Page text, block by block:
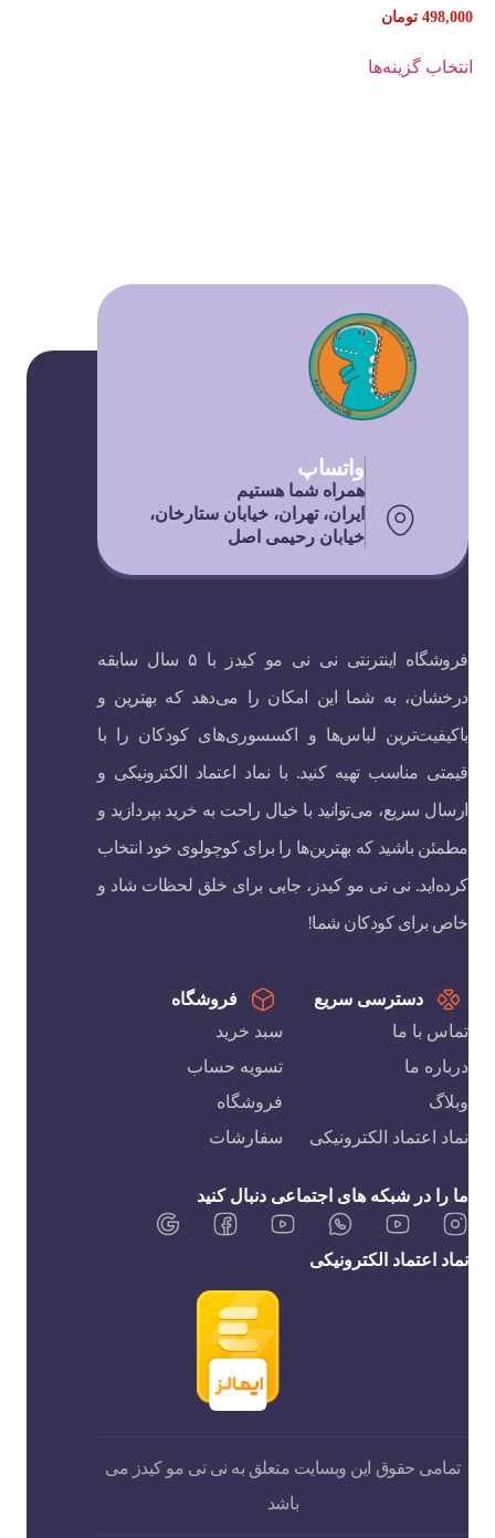
498,000 تومان
انتخاب گزینه‌ها
ایران، تهران، خیابان ستارخان،
خیابان رحیمی اصل
واتساپ
همراه شما هستیم
فروشگاه اینترنتی نی نی مو کیدز با ۵ سال سابقه
درخشان، به شما این امکان را می‌دهد که بهترین و
باکیفیت‌ترین لباس‌ها و اکسسوری‌های کودکان را با
قیمتی مناسب تهیه کنید. با نماد اعتماد الکترونیکی و
ارسال سریع، می‌توانید با خیال راحت به خرید بپردازید و
مطمئن باشید که بهترین‌ها را برای کوچولوی خود انتخاب
کرده‌اید. نی نی مو کیدز، جایی برای خلق لحظات شاد و
خاص برای کودکان شما!
دسترسی سریع
تماس با ما
درباره ما
وبلاگ
نماد اعتماد الکترونیکی
فروشگاه
سبد خرید
تسویه حساب
فروشگاه
سفارشات
ما را در شبکه های اجتماعی دنبال کنید
نماد اعتماد الکترونیکی
تمامی حقوق این وبسایت متعلق به نی نی مو کیدز می
باشد